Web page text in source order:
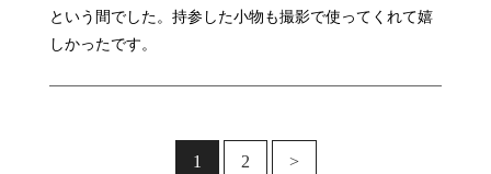
という間でした。持参した小物も撮影で使ってくれて嬉
しかったです。
1 2 >